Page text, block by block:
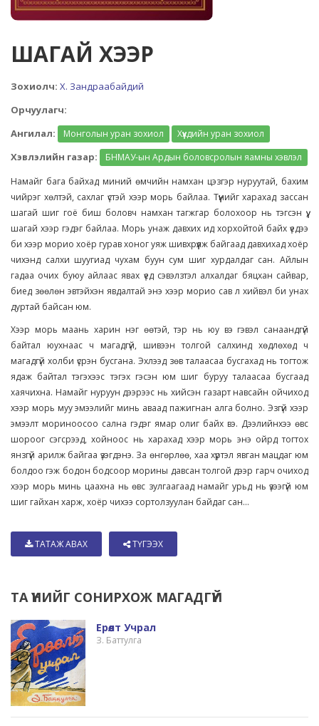
ШАГАЙ ХЭЭР
Зохиолч: Х. Зандраабайдий
Орчуулагч:
Ангилал:
Монголын уран зохиол Хүүхдийн уран зохиол
Хэвлэлийн газар:
БНМАУ-ын Ардын боловсролын яамны хэвлэл
Намайг бага байхад миний өмчийн намхан цэзгэр нуруутай, бахим
чийрэг хөлтэй, сахлаг үстэй хээр морь байлаа. Түүнийг харахад зассан
шагай шиг гоё биш боловч намхан тагжгар болохоор нь тэгсэн үү,
шагай хээр гэдэг байлаа. Морь унаж давхих ид хорхойтой байх үедээ
би хээр морио хоёр гурав хоног уяж шивхрүүлж байгаад давхихад хоёр
чихэнд салхи шуугиад чухам буун сум шиг хурдалдаг сан. Айлын
гадаа очих буюу айлаас явах үед сэвэлзтэл алхалдаг бяцхан сайвар,
биед зөөлөн эвтэйхэн явдалтай энэ хээр морио сав л хийвэл би унах
дуртай байсан юм.
Хээр морь маань харин нэг өөтэй, тэр нь юу вэ гэвэл санаандгүй
байтал юухнаас ч магадгүй, шивээн толгой салхинд хөдлөхөд ч
магадгүй холби үсрэн бусгана. Эхлээд зөв талаасаа бусгахад нь тогтож
ядаж байтал тэгэхээс тэгэх гэсэн юм шиг буруу талаасаа бусгаад
хаячихна. Намайг нуруун дээрээс нь хийсэн газарт навсайн ойчиход
хээр морь муу эмээлийг минь аваад пажигнан алга болно. Эзгүй хээр
эмээлт мориноосоо сална гэдэг ямар олиг байх вэ. Дээлийнхээ өвс
шороог сэгсрээд, хойноос нь харахад хээр морь энэ ойрд тогтох
янзгүй арилж байгаа үзэгдэнэ. За өнгөрлөө, хаа хүртэл явган мацдаг юм
болдоо гэж бодон бодсоор морины давсан толгой дээр гарч очиход
хээр морь минь цаахна нь өвс зулгаагаад намайг урьд нь үзээгүй юм
шиг гайхан харж, хоёр чихээ сортолзуулан байдаг сан...
ТАТАЖ АВАХ ТҮГЭЭХ
ТА ҮҮНИЙГ СОНИРХОЖ МАГАДГҮЙ
Ерөөлт Учрал
З. Баттулга